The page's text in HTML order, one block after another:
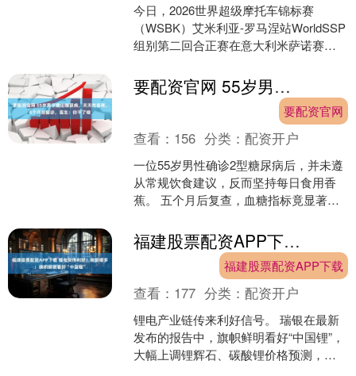
今日，2026世界超级摩托车锦标赛
（WSBK）艾米利亚-罗马涅站WorldSSP
组别第二回合正赛在意大利米萨诺赛道
国车手瓦....
要配资官网 55岁男子查出糖尿病，天天吃香蕉，5个月后复诊，医生：你干了啥
要配资官网
查看： 156 分类：配资开户
一位55岁男性确诊2型糖尿病后，并未遵
从常规饮食建议，反而坚持每日食用香
蕉。 五个月后复查，血糖指标竟显著改
着对糖尿病饮食管理....
福建股票配资APP下载 锂电突传利好！瑞银唱多：旗帜鲜明看好“中国锂”
福建股票配资APP下载
查看： 177 分类：配资开户
锂电产业链传来利好信号。 瑞银在最新
发布的报告中，旗帜鲜明看好“中国锂”，
大幅上调锂辉石、碳酸锂价格预测，并